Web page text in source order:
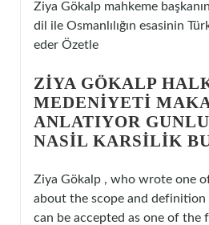
Ziya Gökalp mahkeme
dil ile Osmanlılığın esasinin
eder Özetle
ZIYA GÖKALP
MEDENIYETI
ANLATIYOR
NASIL KARSILIK
Ziya Gökalp , who wrote one
about the scope and definition
can be accepted as one of the